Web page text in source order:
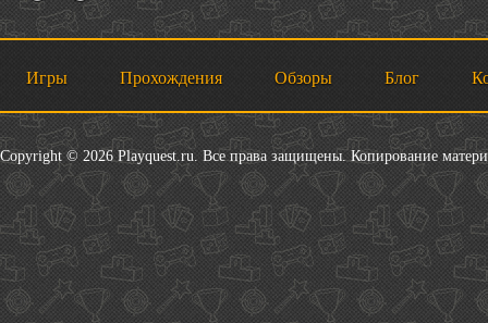
Игры Прохождения Обзоры Блог
Copyright © 2026 Playquest.ru. Все права защищены. Копирование